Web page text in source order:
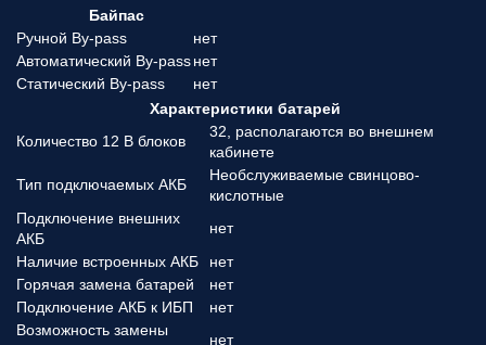
Байпас
Ручной By-pass
нет
Автоматический By-passнет
Статический By-pass
нет
Характеристики батарей
Количество 12 В блоков
32, располагаются во внешнем
кабинете
Тип подключаемых АКБ
Необслуживаемые свинцово-
кислотные
Подключение внешних
АКБ
нет
Наличие встроенных АКБ
нет
Горячая замена батарей
нет
Подключение АКБ к ИБП
нет
Возможность замены
нет